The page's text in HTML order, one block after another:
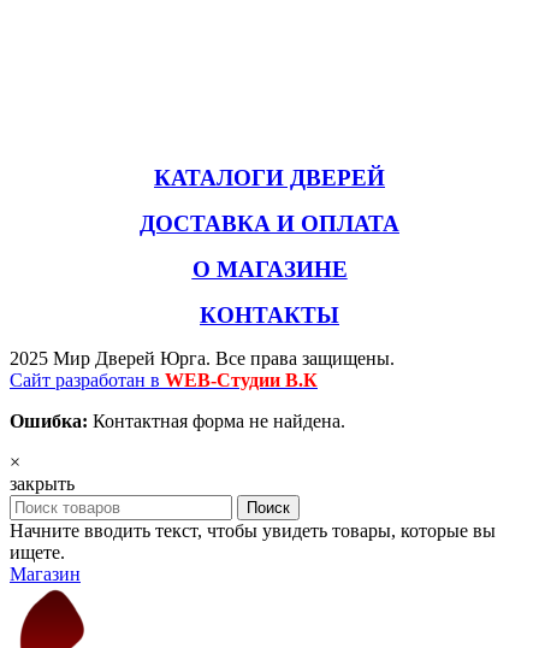
КАТАЛОГИ ДВЕРЕЙ
ДОСТАВКА И ОПЛАТА
О МАГАЗИНЕ
КОНТАКТЫ
2025 Мир Дверей Юрга. Все права защищены.
Сайт разработан в WEB-Студии В.К
Ошибка: Контактная форма не найдена.
×
закрыть
Поиск
Начните вводить текст, чтобы увидеть товары, которые вы
ищете.
Магазин